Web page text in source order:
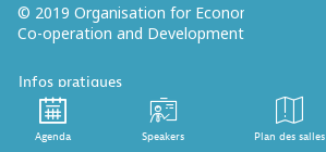
© 2019 Organisation for Economic
Co-operation and Development
Infos pratiques
Mentions légales
Retrouvez-nous
Agenda Speakers Plan des salles